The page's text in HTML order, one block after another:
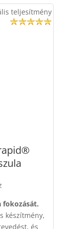
teljesítmény
fokozását.
készítmény,
és